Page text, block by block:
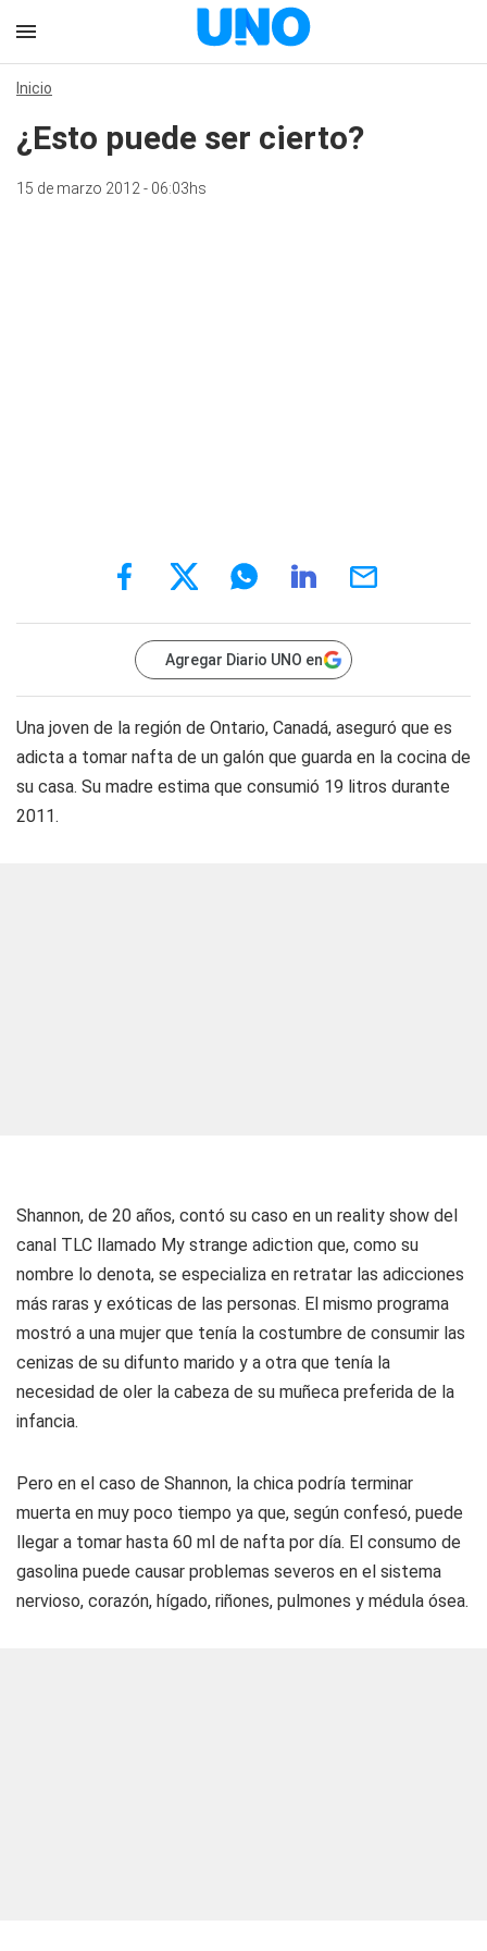
Inicio
¿Esto puede ser cierto?
15 de marzo 2012 - 06:03hs
Agregar Diario UNO en
Una joven de la región de Ontario, Canadá, aseguró que es
adicta a tomar nafta de un galón que guarda en la cocina de
su casa. Su madre estima que consumió 19 litros durante
2011.
Shannon, de 20 años, contó su caso en un reality show del
canal TLC llamado My strange adiction que, como su
nombre lo denota, se especializa en retratar las adicciones
más raras y exóticas de las personas. El mismo programa
mostró a una mujer que tenía la costumbre de consumir las
cenizas de su difunto marido y a otra que tenía la
necesidad de oler la cabeza de su muñeca preferida de la
infancia.
Pero en el caso de Shannon, la chica podría terminar
muerta en muy poco tiempo ya que, según confesó, puede
llegar a tomar hasta 60 ml de nafta por día. El consumo de
gasolina puede causar problemas severos en el sistema
nervioso, corazón, hígado, riñones, pulmones y médula ósea.